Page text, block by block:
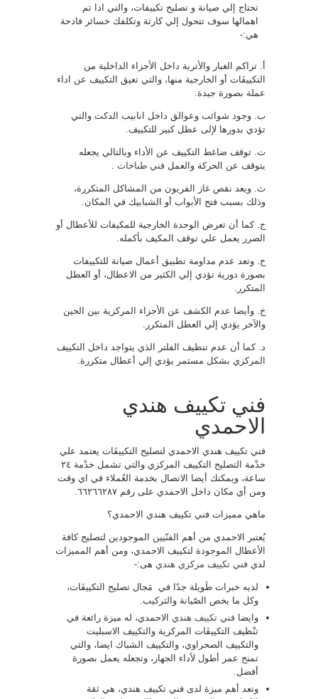
تحتاج إلي صيانة و تصليح تكييفات، والتي اذا تم
اهمالها سوف تتحول إلي كارثة وتكلفك خسائر فادحة
هي:-
أ‌. تراكم الغبار والأتربة داخل الأجزاء الداخلية من
التكييفَات أو الخارجية منها، والتي تعيق التكييف عن اداء
عملة بصورة جيدة.
ب‌. وجود شوائب وعوالق داخل انابيب الدكت والتي
تؤدي بدورها لإلى عطل كبير للتكييف.
ت‌. توقف ضاغط التكييف عن الأداء وبالتالي يجعله
يتوقف عن الحركة والعمل فني طباخات
ث‌. ويعد نقص غاز الفريون من المشاكل المتكررة،
وذلك بسبب فتح الأبواب أو الشبابيك في المكان.
ج‌. كما أن تعرض الوحدة الخارجية للمكيفات للأعطال أو
الضرر يعمل علي توقف المكيف بأكمله.
ح‌. وتعد عدم مداومة تطبيق أعمال صيانة للتكييفات
بصورة دورية تؤدي إلي الكثير من الاعطال، أو العطل
المتكرر.
خ‌. وأيضا عدم الكشف عن الأجزاء المركزية بين الحين
والآخر يؤدي إلي العطل المتكرر.
د‌. كما أن عدم تنظيف الفلتر الذي يتواجد داخل التكييف
المركزي بشكل مستمر يؤدي إلي أعطال متكررة.
فني تكييف هندي
الاحمدي
فني تكييف هندي الاحمدي لتصليح التكييفَات يعتمد علي
خدْمة التصليح التكييف المركزي والتي تشمل خدْمة ٢٤
ساعة، ويمكنك أيضا الاتصال بخدمة العُملاء في اي وقت
ومن أي مكان داخل الاحمدي على رقم ٦٦٢٦٦٢٨٧.
ماهي مميزات فني تكييف هندي الاحمدي؟
يُعتبر الاحمدي من أهم الفنّيين الموجودين لتصليح كافة
الأعطال الموجودة لتكييف الاحمدي، ومن أهم المميزات
لدي فني تكييف مركزي هندي هى:-
لديه خبرات طَويلة جدًا في مَجال تصليح التكييفَات،
وكل ما يخص الصّيانة والتركيب.
وايضا فني تكييف هندي الاحمدي، له ميزة رائعة في
تنْظيف التكييفَات المركزية والتكييف الاسبليت
والتكييف الصحراوي، والتكييف الشباك ايضا، والتي
تمنح عمر أطول لأداء الجهاز، وتجعله يعمل بصورة
أفضل.
وتعد أهم ميزة لدى فني تكييف هندي، هي ثقة